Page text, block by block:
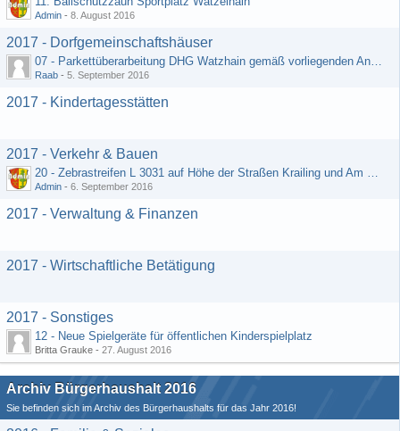
Admin - 8. August 2016
2017 - Dorfgemeinschaftshäuser
07 - Parkettüberarbeitung DHG Watzhain gemäß vorliegenden Angebot
Raab - 5. September 2016
2017 - Kindertagesstätten
2017 - Verkehr & Bauen
20 - Zebrastreifen L 3031 auf Höhe der Straßen Krailing und Am Heiligenborn
Admin - 6. September 2016
2017 - Verwaltung & Finanzen
2017 - Wirtschaftliche Betätigung
2017 - Sonstiges
12 - Neue Spielgeräte für öffentlichen Kinderspielplatz
Britta Grauke - 27. August 2016
Archiv Bürgerhaushalt 2016
Sie befinden sich im Archiv des Bürgerhaushalts für das Jahr 2016!